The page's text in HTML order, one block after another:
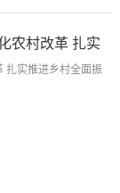
农村改革 扎实
扎实推进乡村全面振